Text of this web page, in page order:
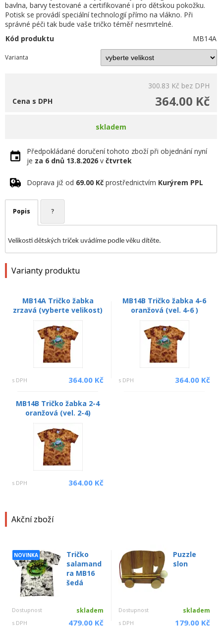
Akční zboží
NOVINKA
Tričko
salamand
ra MB16
šedá
Dostupnost skladem
s DPH 479.00 Kč
Puzzle
slon
Dostupnost skladem
s DPH 179.00 Kč
bavlna, barvy testované a certifikované i pro dětskou pokožku.
Potisk se provádí speciální technologií přímo na vlákno. Při
správné péči tak bude vaše tričko téměř nesmrtelné.
Kód produktu
MB14A
Varianta
300.83 Kč bez DPH
364.00 Kč
Cena s DPH
skladem
Předpokládané doručení tohoto zboží při objednání nyní
je za 6 dnů 13.8.2026 v čtvrtek
Doprava již od 69.00 Kč prostřednictvím Kurýrem PPL
Popis ?
Velikosti dětských triček uvádíme podle věku dítěte.
Varianty produktu
MB14A Tričko žabka
zrzavá (vyberte velikost)
s DPH 364.00 Kč
MB14B Tričko žabka 4-6
oranžová (vel. 4-6 )
s DPH 364.00 Kč
MB14B Tričko žabka 2-4
oranžová (vel. 2-4)
s DPH 364.00 Kč